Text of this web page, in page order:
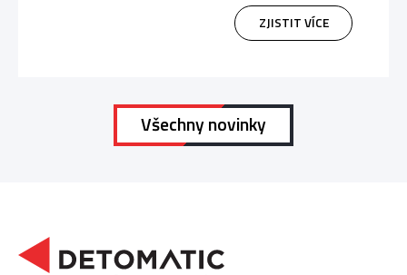
ZJISTIT VÍCE
Všechny novinky